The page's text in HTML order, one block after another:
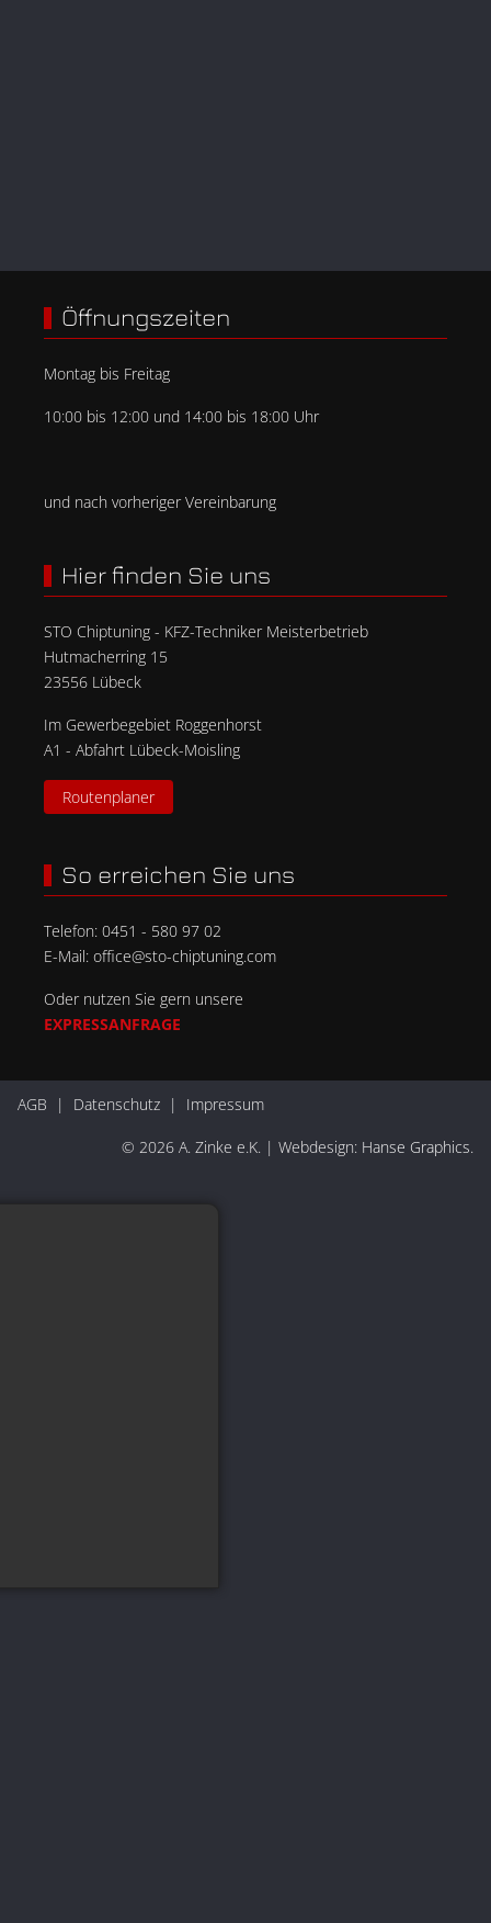
Öffnungszeiten
Montag bis Freitag
10:00 bis 12:00 und 14:00 bis 18:00 Uhr
und nach vorheriger Vereinbarung
Hier finden Sie uns
STO Chiptuning - KFZ-Techniker Meisterbetrieb
Hutmacherring 15
23556 Lübeck
Im Gewerbegebiet Roggenhorst
A1 - Abfahrt Lübeck-Moisling
Routenplaner
So erreichen Sie uns
Telefon: 0451 - 580 97 02
E-Mail: office@sto-chiptuning.com
Oder nutzen Sie gern unsere
EXPRESSANFRAGE
AGB | Datenschutz | Impressum
© 2026 A. Zinke e.K. | Webdesign: Hanse Graphics.